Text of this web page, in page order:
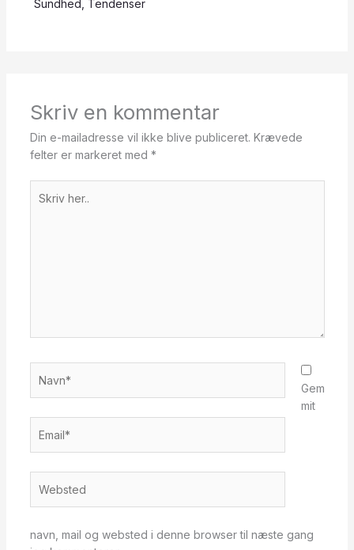
Sundhed Tendenser
Skriv en kommentar
Din e-mailadresse vil ikke blive publiceret. Krævede
felter er markeret med *
her..
Gem
mit
navn, mail og websted i denne browser til næste gang